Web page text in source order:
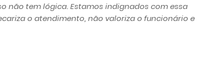
não tem lógica. Estamos indignados com essa
o atendimento, não valoriza o funcionário e